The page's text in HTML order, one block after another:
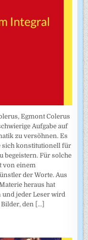
Egmont Colerus
Aufgabe auf
zu versöhnen. Es
sich konstitutionell für
begeistern. Für solche
von einem
der Worte. Aus
heraus hat
und jeder Leser wird
den [...]